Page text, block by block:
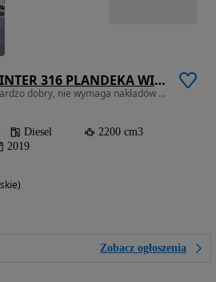
Mercedes-Benz SPRINTER 316 PLANDEKA WINDA 10 PALET WEBASTO TEMPOMAT PNEUMATYKA KLIMATYZACJA 160KM
2200 cm3 • 160 KM • stan bardzo dobry, nie wymaga nakładów finansowcyh, dostępny od ręki
Diesel
2200 cm3
2019
Zobacz ogłoszenia